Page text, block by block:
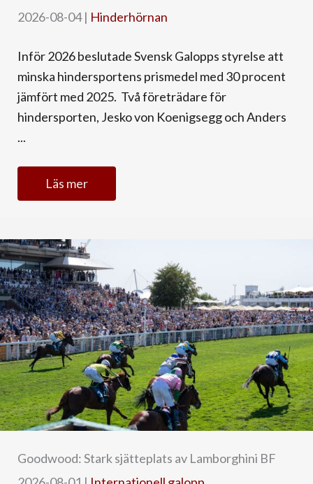
2026-08-04| Hinderhörnan
Inför 2026 beslutade Svensk Galopps styrelse att
minska hindersportens prismedel med 30 procent
jämfört med 2025. Två företrädare för
hindersporten, Jesko von Koenigsegg och Anders
...
Läs mer
Goodwood: Stark sjätteplats av Lamborghini BF